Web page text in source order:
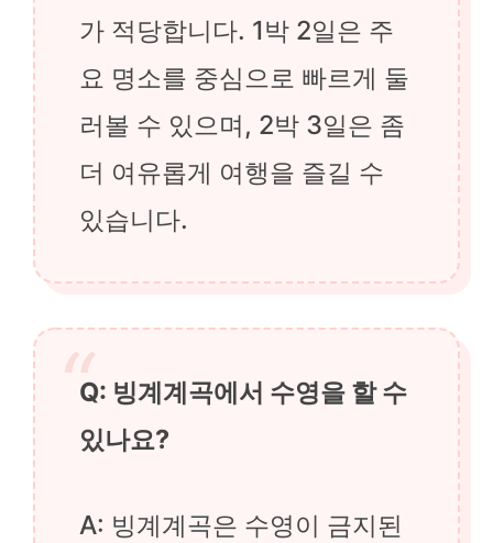
가 적당합니다. 1박 2일은 주
요 명소를 중심으로 빠르게 둘
러볼 수 있으며, 2박 3일은 좀
더 여유롭게 여행을 즐길 수
있습니다.
Q: 빙계계곡에서 수영을 할 수
있나요?
A: 빙계계곡은 수영이 금지된